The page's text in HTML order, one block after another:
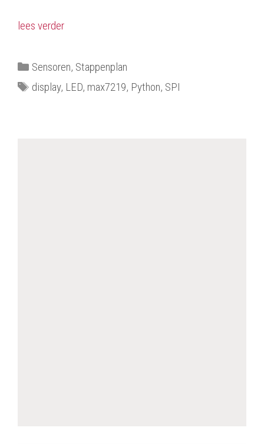
lees verder
Categorieën
Sensoren, Stappenplan
Tags
display, LED, max7219, Python, SPI